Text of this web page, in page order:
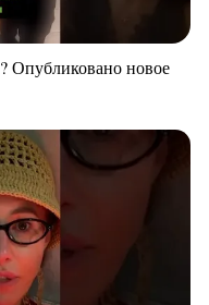
Опубликовано новое